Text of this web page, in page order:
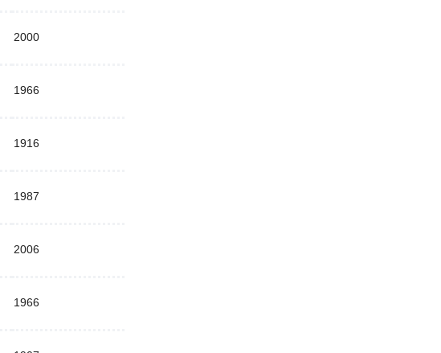
2000
1966
1916
1987
2006
1966